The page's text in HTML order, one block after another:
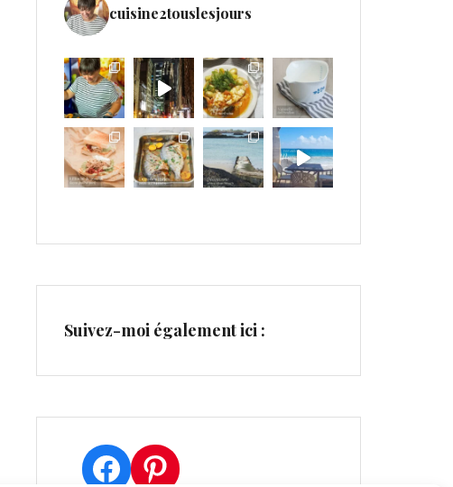
cuisine2touslesjours
Suivez-moi également ici :
Facebook
Pinterest